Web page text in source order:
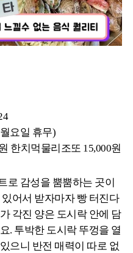
요일 휴무)
한치먹물리조또 15,000원
로 감성을 뿜뿜하는 곳이
어서 받자마자 빵 터진다
각진 양은 도시락 안에 담
. 투박한 도시락 뚜껑을 열
으니 반전 매력이 따로 없